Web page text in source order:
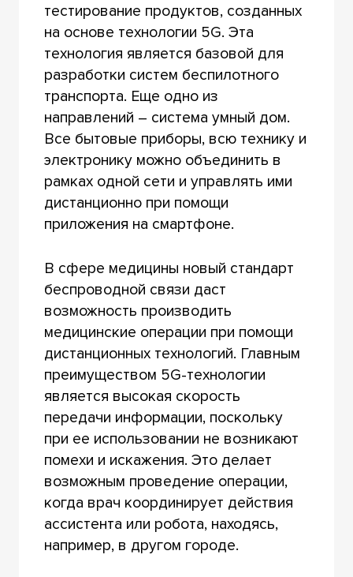
тестирование продуктов, созданных
на основе технологии 5G. Эта
технология является базовой для
разработки систем беспилотного
транспорта. Еще одно из
направлений – система умный дом.
Все бытовые приборы, всю технику и
электронику можно объединить в
рамках одной сети и управлять ими
дистанционно при помощи
приложения на смартфоне.
В сфере медицины новый стандарт
беспроводной связи даст
возможность производить
медицинские операции при помощи
дистанционных технологий. Главным
преимуществом 5G-технологии
является высокая скорость
передачи информации, поскольку
при ее использовании не возникают
помехи и искажения. Это делает
возможным проведение операции,
когда врач координирует действия
ассистента или робота, находясь,
например, в другом городе.